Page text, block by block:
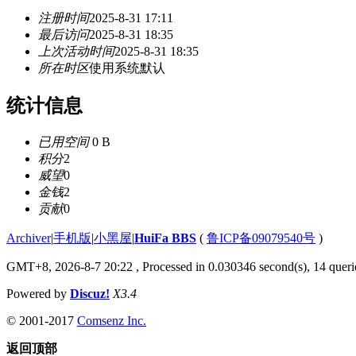
注册时间2025-8-31 17:11
最后访问2025-8-31 18:35
上次活动时间2025-8-31 18:35
所在时区使用系统默认
统计信息
已用空间0 B
积分2
威望0
金钱2
贡献0
Archiver|手机版|小黑屋|HuiFa BBS ( 鲁ICP备09079540号 )
GMT+8, 2026-8-7 20:22 , Processed in 0.030346 second(s), 14
Powered by Discuz! X3.4
© 2001-2017 Comsenz Inc.
返回顶部